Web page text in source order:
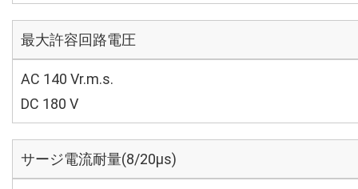
最大許容回路電圧
AC 140 Vr.m.s.
DC 180 V
サージ電流耐量(8/20μs)